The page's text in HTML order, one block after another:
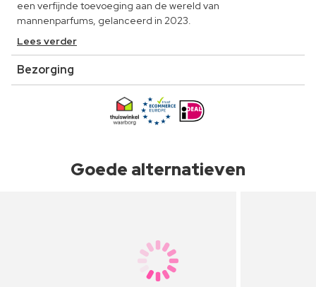
een verfijnde toevoeging aan de wereld van
mannenparfums, gelanceerd in 2023.
Lees verder
Bezorging
Goede alternatieven